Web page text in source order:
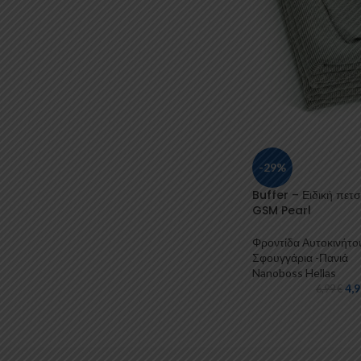
-29%
Buffer – Ειδική
GSM Pearl
Φροντίδα
Σφουγγάρια -Πανιά
Nanoboss Hellas
6,99 €